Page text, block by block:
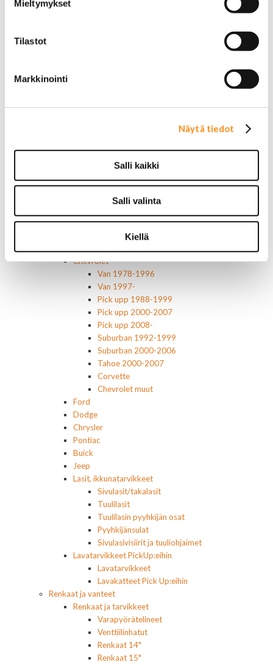
Mieltymykset
Tilastot
Markkinointi
Näytä tiedot
Salli kaikki
Salli valinta
Kiellä
Jarrunesteet
Korjausoppaat
Omistajan käsikirjat
Korinosat
Starcraft levikesarja 97-03
Chevrolet
Van 1978-1996
Van 1997-
Pick upp 1988-1999
Pick upp 2000-2007
Pick upp 2008-
Suburban 1992-1999
Suburban 2000-2006
Tahoe 2000-2007
Corvette
Chevrolet muut
Ford
Dodge
Chrysler
Pontiac
Buick
Jeep
Lasit, ikkunatarvikkeet
Sivulasit/takalasit
Tuulilasit
Tuulilasin pyyhkijän osat
Pyyhkijänsulat
Sivulasivisiirit ja tuuliohjaimet
Lavatarvikkeet PickUp:eihin
Lavatarvikkeet
Lavakatteet Pick Up:eihin
Renkaat ja vanteet
Renkaat ja tarvikkeet
Varapyörätelineet
Venttiilinhatut
Renkaat 14"
Renkaat 15"